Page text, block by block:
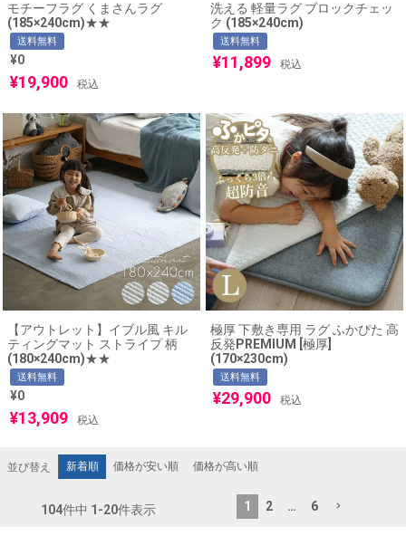
モチーフラグ くまさんラグ
(185×240cm)★★
送料無料
¥0
¥19,900 税込
洗える 軽量ラグ ブロックチェッ
ク (185×240cm)
送料無料
¥11,899 税込
【アウトレット】イブル風 キル
ティングマット ストライプ 柄
(180×240cm)★★
送料無料
¥0
¥13,909 税込
極厚 下敷き専用 ラグ ふかぴた 高
反発PREMIUM [極厚]
(170×230cm)
送料無料
¥29,900 税込
並び替え 新着順 価格が安い順 価格が高い順
104件中 1 -20件表示 1 2 … 6